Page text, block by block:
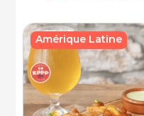
Amérique Latine